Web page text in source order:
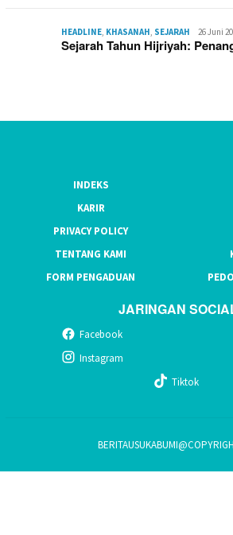
HEADLINE, KHASANAH, SEJARAH 26 Juni
Sejarah Tahun Hijriyah:
INDEKS
KARIR
PRIVACY POLICY
TENTANG KAMI
FORM PENGADUAN
JARINGAN
Facebook
Instagram
Tiktok